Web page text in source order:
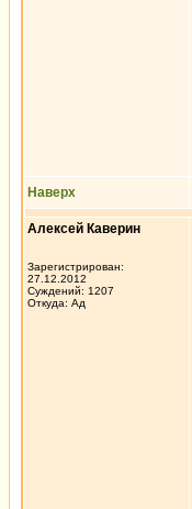
Наверх
Алексей Каверин
Зарегистрирован:
27.12.2012
Суждений: 1207
Откуда: Ад